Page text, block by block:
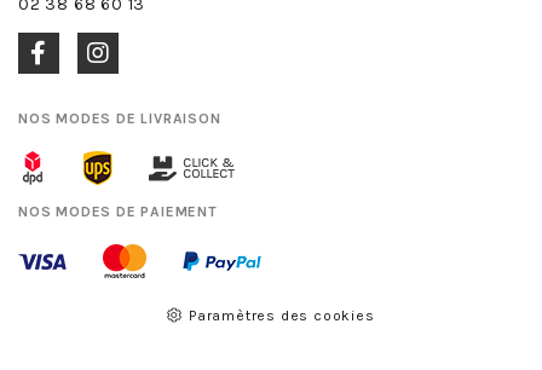
02 38 68 60 13
NOS MODES DE LIVRAISON
NOS MODES DE PAIEMENT
Paramètres des cookies